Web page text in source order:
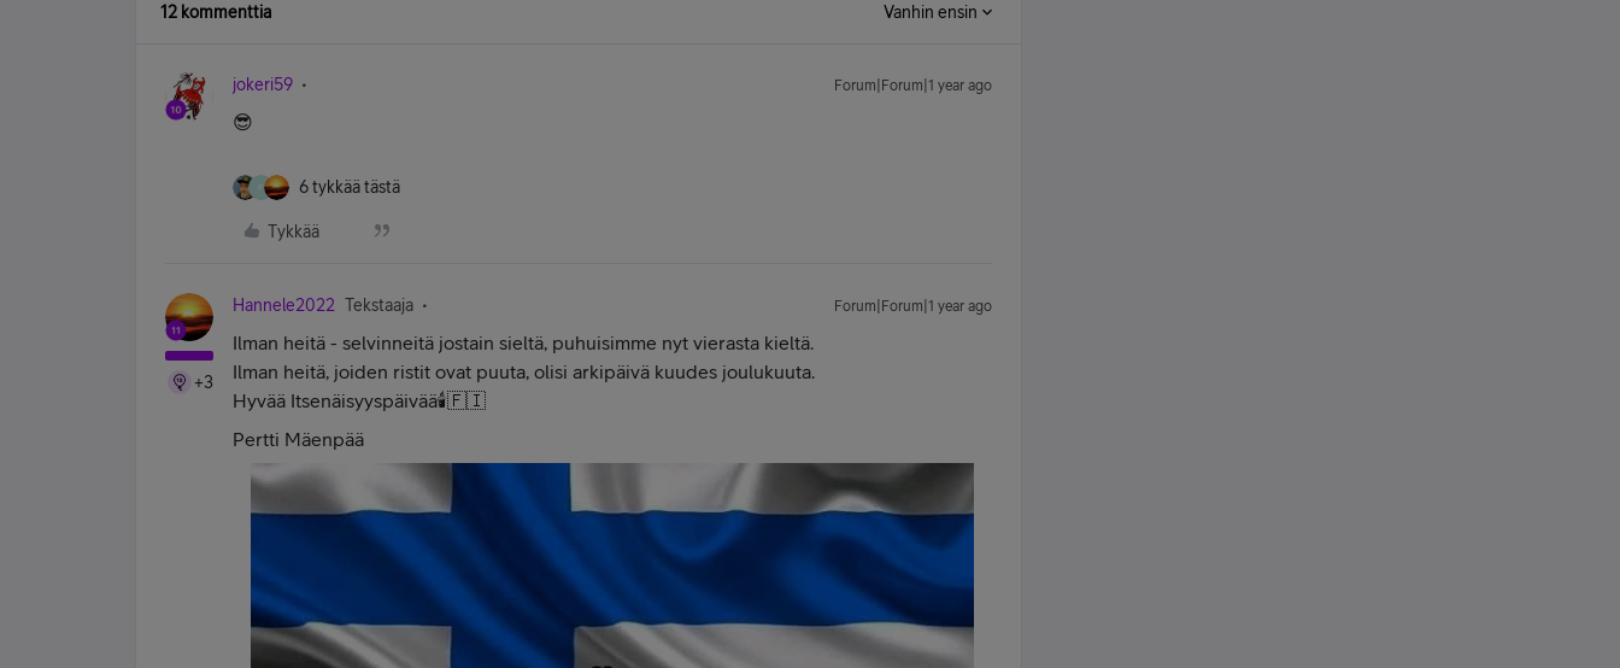
12 kommenttia Vanhin ensin
jokeri59 Forum|Forum|1 year ago
😎
6 tykkää tästä
Tykkää
+3
Hannele2022 Tekstaaja Forum|Forum|1 year ago
Ilman heitä - selvinneitä jostain sieltä, puhuisimme nyt vierasta kieltä.
Ilman heitä, joiden ristit ovat puuta, olisi arkipäivä kuudes joulukuuta.
Hyvää Itsenäisyyspäivää🕯️🇫🇮
Pertti Mäenpää